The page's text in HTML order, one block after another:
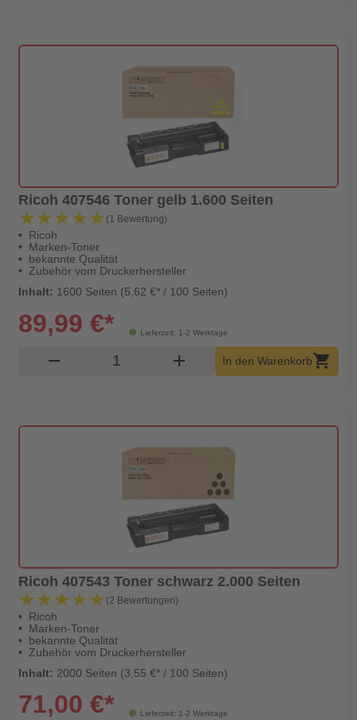
Ricoh 407546 Toner gelb 1.600 Seiten
★★★★★
★★★★★ (1 Bewertung)
Ricoh
Marken-Toner
bekannte Qualität
Zubehör vom Druckerhersteller
Inhalt: 1600 Seiten (5,62 €* / 100 Seiten)
Lieferzeit: 1-2 Werktage
89,99 €*
remove Produkt Warenkorb Menge
add In den Warenkorbshopping_cart
Ricoh 407543 Toner schwarz 2.000 Seiten
★★★★★
★★★★★ (2 Bewertungen)
Ricoh
Marken-Toner
bekannte Qualität
Zubehör vom Druckerhersteller
Inhalt: 2000 Seiten (3,55 €* / 100 Seiten)
Lieferzeit: 1-2 Werktage
71,00 €*